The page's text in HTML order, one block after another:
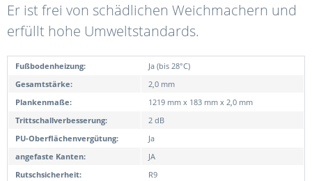
Er ist frei von schädlichen Weichmachern und
erfüllt hohe Umweltstandards.
Fußbodenheizung:
Ja (bis 28°C)
Gesamtstärke:
2,0 mm
Plankenmaße:
1219 mm x 183 mm x 2,0 mm
Trittschallverbesserung:
2 dB
PU-Oberflächenvergütung:
Ja
angefaste Kanten:
JA
Rutschsicherheit:
R9